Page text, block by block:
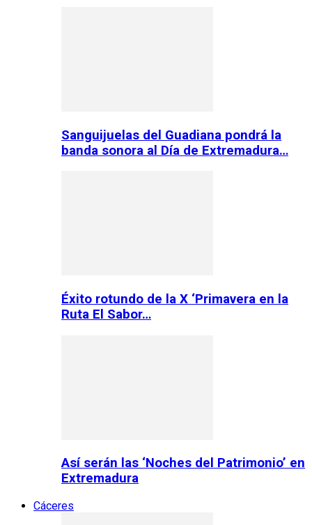
Sanguijuelas del Guadiana pondrá la
banda sonora al Día de Extremadura…
Éxito rotundo de la X ‘Primavera en la
Ruta El Sabor…
Así serán las ‘Noches del Patrimonio’ en
Extremadura
Cáceres